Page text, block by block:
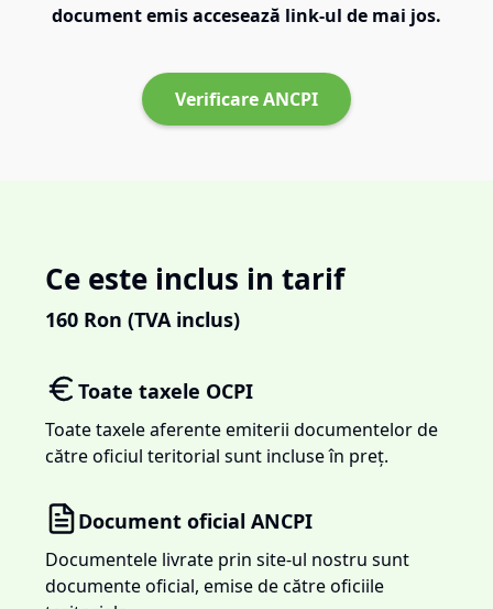
document emis accesează link-ul de mai jos.
Verificare ANCPI
Ce este inclus in tarif
160 Ron (TVA inclus)
Toate taxele OCPI
Toate taxele aferente emiterii documentelor de
către oficiul teritorial sunt incluse în preț.
Document oficial ANCPI
Documentele livrate prin site-ul nostru sunt
documente oficial, emise de către oficiile